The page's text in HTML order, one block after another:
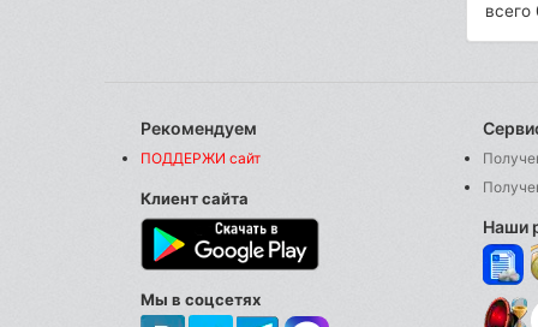
Рекомендуем
ПОДДЕРЖИ сайт
Клиент сайта
Мы в соцсетях
Наши